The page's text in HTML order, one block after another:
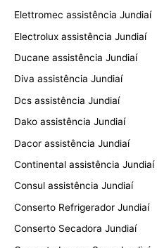
Elettromec assistência Jundiaí
Electrolux assistência Jundiaí
Ducane assistência Jundiaí
Diva assistência Jundiaí
Dcs assistência Jundiaí
Dako assistência Jundiaí
Dacor assistência Jundiaí
Continental assistência Jundiaí
Consul assistência Jundiaí
Conserto Refrigerador Jundiaí
Conserto Secadora Jundiaí